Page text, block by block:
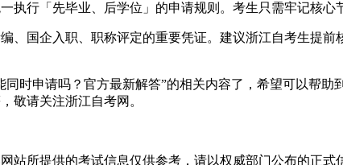
执行「先毕业、后学位」的申请规则。考生只需牢记核
、国企入职、职称评定的重要凭证。建议浙江自考生提
同时申请吗？官方最新解答”的相关内容了，希望可以帮
敬请关注浙江自考网。
站所提供的考试信息仅供参考，请以权威部门公布的正式